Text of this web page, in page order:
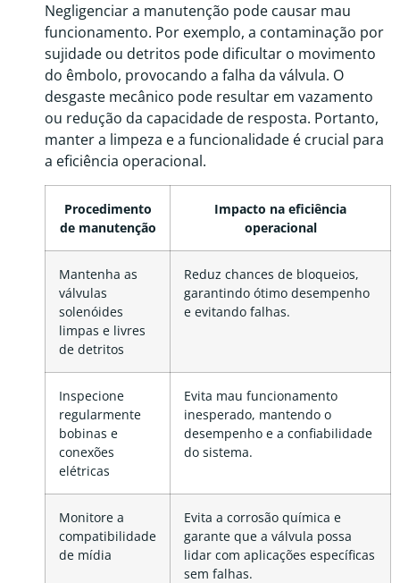
Negligenciar a manutenção pode causar mau
funcionamento. Por exemplo, a contaminação por
sujidade ou detritos pode dificultar o movimento
do êmbolo, provocando a falha da válvula. O
desgaste mecânico pode resultar em vazamento
ou redução da capacidade de resposta. Portanto,
manter a limpeza e a funcionalidade é crucial para
a eficiência operacional.
Procedimento
de manutenção
Impacto na eficiência
operacional
Mantenha as
válvulas
solenóides
limpas e livres
de detritos
Reduz chances de bloqueios,
garantindo ótimo desempenho
e evitando falhas.
Inspecione
regularmente
bobinas e
conexões
elétricas
Evita mau funcionamento
inesperado, mantendo o
desempenho e a confiabilidade
do sistema.
Monitore a
compatibilidade
de mídia
Evita a corrosão química e
garante que a válvula possa
lidar com aplicações específicas
sem falhas.